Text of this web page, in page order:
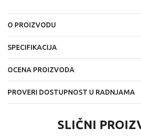
O PROIZVODU
SPECIFIKACIJA
OCENA PROIZVODA
PROVERI DOSTUPNOST U RADNJAMA
SLIČNI